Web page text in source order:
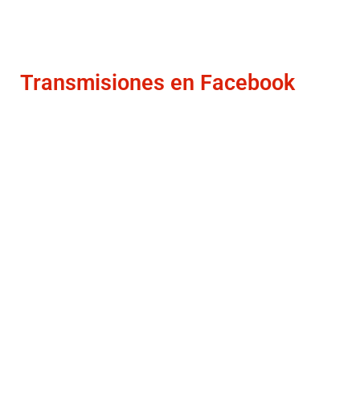
Transmisiones en Facebook